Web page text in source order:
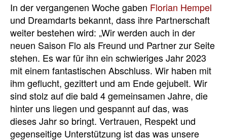
In der vergangenen Woche gaben Florian Hempel
und Dreamdarts bekannt, dass ihre Partnerschaft
weiter bestehen wird: „Wir werden auch in der
neuen Saison Flo als Freund und Partner zur Seite
stehen. Es war für ihn ein schwieriges Jahr 2023
mit einem fantastischen Abschluss. Wir haben mit
ihm geflucht, gezittert und am Ende gejubelt. Wir
sind stolz auf die bald 4 gemeinsamen Jahre, die
hinter uns liegen und gespannt auf das, was
dieses Jahr so bringt. Vertrauen, Respekt und
gegenseitige Unterstützung ist das was unsere